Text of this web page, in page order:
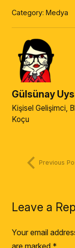
Category: Medya
Gülsünay
Kişisel Gelişimci,
Koçu
Previous
Leave a
Your email
are marked *